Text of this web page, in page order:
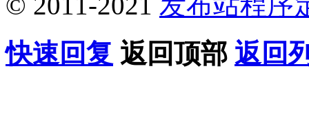
快速回复 返回顶部 返回